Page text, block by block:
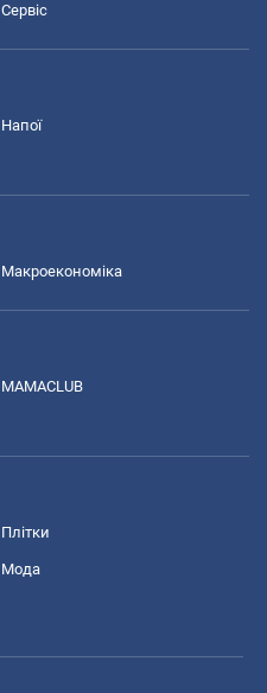
Сервіс
Напої
Макроекономіка
MAMACLUB
Плітки
Мода